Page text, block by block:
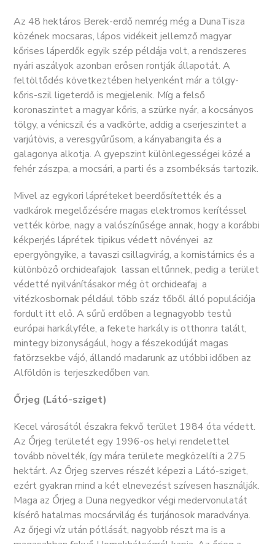
Az 48 hektáros Berek-erdő nemrég még a DunaTisza
közének mocsaras, lápos vidékeit jellemző magyar
kőrises láperdők egyik szép példája volt, a rendszeres
nyári aszályok azonban erősen rontják állapotát. A
feltöltődés következtében helyenként már a tölgy-
kőris-szil ligeterdő is megjelenik. Míg a felső
koronaszintet a magyar kőris, a szürke nyár, a kocsányos
tölgy, a vénicszil és a vadkörte, addig a cserjeszintet a
varjútövis, a veresgyűrűsom, a kányabangita és a
galagonya alkotja. A gyepszint különlegességei közé a
fehér zászpa, a mocsári, a parti és a zsombéksás tartozik.
Mivel az egykori lápréteket beerdősítették és a
vadkárok megelőzésére magas elektromos kerítéssel
vették körbe, nagy a valószínűsége annak, hogy a korábbi
kékperjés láprétek tipikus védett növényei  az
epergyöngyike, a tavaszi csillagvirág, a kornistárnics és a
különböző orchideafajok  lassan eltűnnek, pedig a terület
védetté nyilvánításakor még öt orchideafaj  a
vitézkosbornak például több száz tőből álló populációja 
fordult itt elő. A sűrű erdőben a legnagyobb testű
európai harkályféle, a fekete harkály is otthonra talált,
mintegy bizonyságául, hogy a fészekodúját magas
fatörzsekbe vájó, állandó madarunk az utóbbi időben az
Alföldön is terjeszkedőben van.
Őrjeg (Látó-sziget)
Kecel városától északra fekvő terület 1984 óta védett.
Az Őrjeg területét egy 1996-os helyi rendelettel
tovább növelték, így mára területe megközelíti a 275
hektárt. Az Őrjeg szerves részét képezi a Látó-sziget,
ezért gyakran mind a két elnevezést szívesen használják.
Maga az Őrjeg a Duna negyedkor végi medervonulatát
kísérő hatalmas mocsárvilág és turjánosok maradványa.
Az őrjegi víz után pótlását, nagyobb részt ma is a